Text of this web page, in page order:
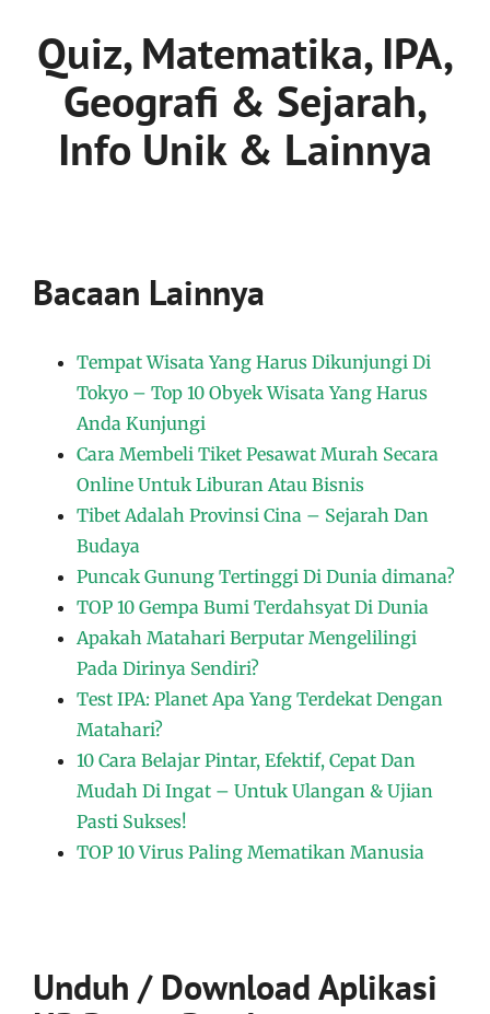
Quiz, Matematika, IPA,
Geografi & Sejarah,
Info Unik & Lainnya
Bacaan Lainnya
Tempat Wisata Yang Harus Dikunjungi Di
Tokyo – Top 10 Obyek Wisata Yang Harus
Anda Kunjungi
Cara Membeli Tiket Pesawat Murah Secara
Online Untuk Liburan Atau Bisnis
Tibet Adalah Provinsi Cina – Sejarah Dan
Budaya
Puncak Gunung Tertinggi Di Dunia dimana?
TOP 10 Gempa Bumi Terdahsyat Di Dunia
Apakah Matahari Berputar Mengelilingi
Pada Dirinya Sendiri?
Test IPA: Planet Apa Yang Terdekat Dengan
Matahari?
10 Cara Belajar Pintar, Efektif, Cepat Dan
Mudah Di Ingat – Untuk Ulangan & Ujian
Pasti Sukses!
TOP 10 Virus Paling Mematikan Manusia
Unduh / Download Aplikasi